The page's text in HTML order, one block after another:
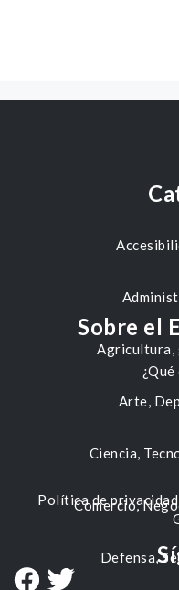
Agricultura,
Arte,
Ciencia,
Comercio,
Defensa,
Sobre el
¿Qué
Política de